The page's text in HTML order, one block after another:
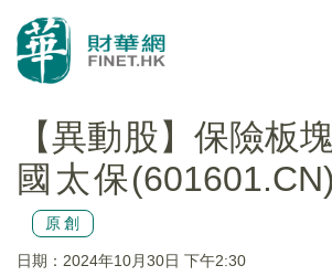
【異動股】保險板
國太保
原創
日期：2024年10月30日 下午2:30